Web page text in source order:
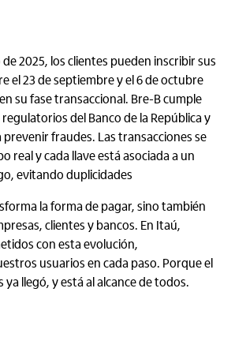
de 2025, los clientes pueden inscribir sus
el 23 de septiembre y el 6 de octubre
su fase transaccional. Bre-B cumple
del Banco de la República y
fraudes. Las transacciones se
real y cada llave está asociada a un
evitando duplicidades
la forma de pagar, sino también
clientes y bancos. En Itaú,
con esta evolución,
usuarios en cada paso. Porque el
llegó, y está al alcance de todos.